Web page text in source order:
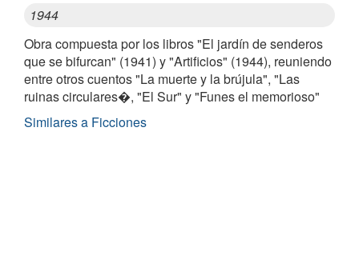
1944
Obra compuesta por los libros "El jardín de senderos
que se bifurcan" (1941) y "Artificios" (1944), reuniendo
entre otros cuentos "La muerte y la brújula", "Las
ruinas circulares�, "El Sur" y "Funes el memorioso"
Similares a Ficciones